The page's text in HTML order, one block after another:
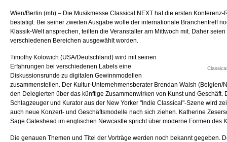
Wien/Berlin (mh) – Die Musikmesse Classical:NEXT hat die ersten Konferenz-
bestätigt. Bei seiner zweiten Ausgabe wolle der internationale Branchentreff
Klassik-Welt ansprechen, teilten die Veranstalter am Mittwoch mit. Daher
verschiedenen Bereichen ausgewählt worden.
Timothy Kotowich (USA/Deutschland) wird mit seinen
Erfahrungen bei verschiedenen Labels eine
Diskussionsrunde zu digitalen Gewinnmodellen
zusammenstellen. Der Kultur-Unternehmensberater Brendan Walsh (Belgien/
den Delegierten über das künftige Zusammenwirken von Kunst und Geschäft.
Schlagzeuger und Kurator aus der New Yorker "Indie Classical"-Szene wird
auch neue Konzert- und Geschäftsmodelle nach sich ziehen. Katherine
Sage Gateshead im englischen Newcastle spricht über moderne Formen des
Die genauen Themen und Titel der Vorträge werden noch bekannt gegeben.